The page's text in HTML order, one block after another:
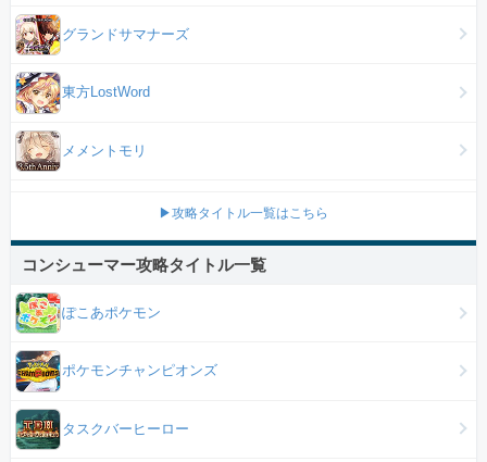
グランドサマナーズ
東方LostWord
メメントモリ
▶攻略タイトル一覧はこちら
コンシューマー攻略タイトル一覧
ぽこあポケモン
ポケモンチャンピオンズ
タスクバーヒーロー